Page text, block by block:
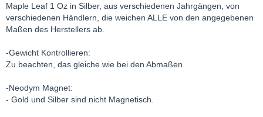
Maple Leaf 1 Oz in Silber, aus verschiedenen Jahrgängen, von
verschiedenen Händlern, die weichen ALLE von den angegebenen
Maßen des Herstellers ab.
-Gewicht Kontrollieren:
Zu beachten, das gleiche wie bei den Abmaßen.
-Neodym Magnet:
- Gold und Silber sind nicht Magnetisch.